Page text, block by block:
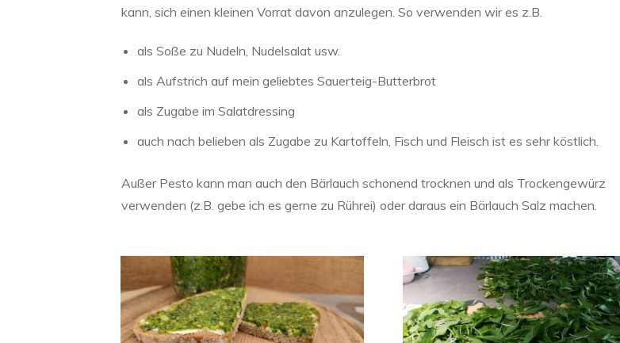
kann, sich einen kleinen Vorrat davon anzulegen. So verwenden wir es z.B.
als Soße zu Nudeln, Nudelsalat usw.
als Aufstrich auf mein geliebtes Sauerteig-Butterbrot
als Zugabe im Salatdressing
auch nach belieben als Zugabe zu Kartoffeln, Fisch und Fleisch ist es sehr köstlich.
Außer Pesto kann man auch den Bärlauch schonend trocknen und als Trockengewürz
verwenden (z.B. gebe ich es gerne zu Rührei) oder daraus ein Bärlauch Salz machen.